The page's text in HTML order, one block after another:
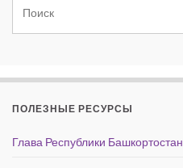
ПОЛЕЗНЫЕ РЕСУРСЫ
Глава Республики Башкортостан